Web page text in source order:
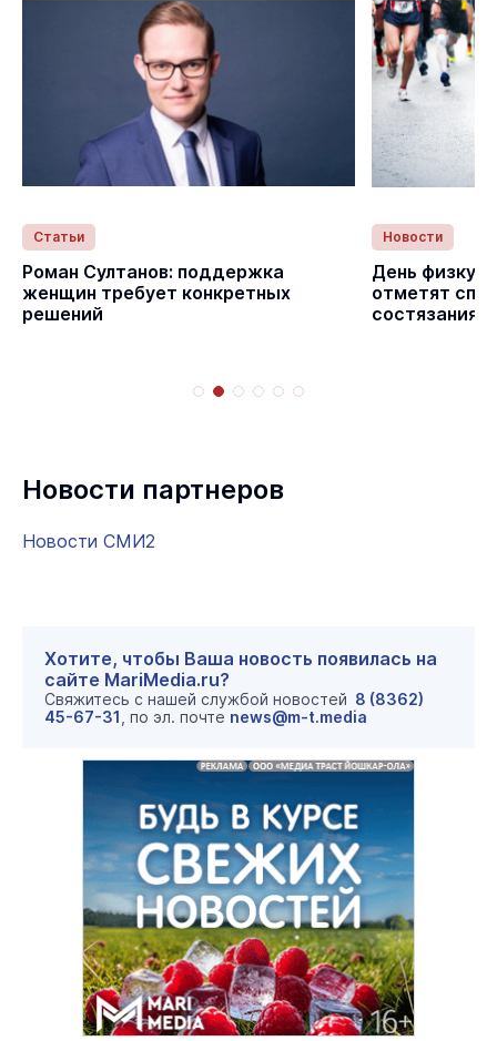
Статьи
Роман Султанов: поддержка
женщин требует конкретных
решений
Новости
День
отметят
Новости партнеров
Новости СМИ2
Хотите, чтобы Ваша новость появилась на
сайте MariMedia.ru?
Свяжитесь с нашей службой новостей 8 (8362)
45-67-31 , по эл. почте news@m-t.media